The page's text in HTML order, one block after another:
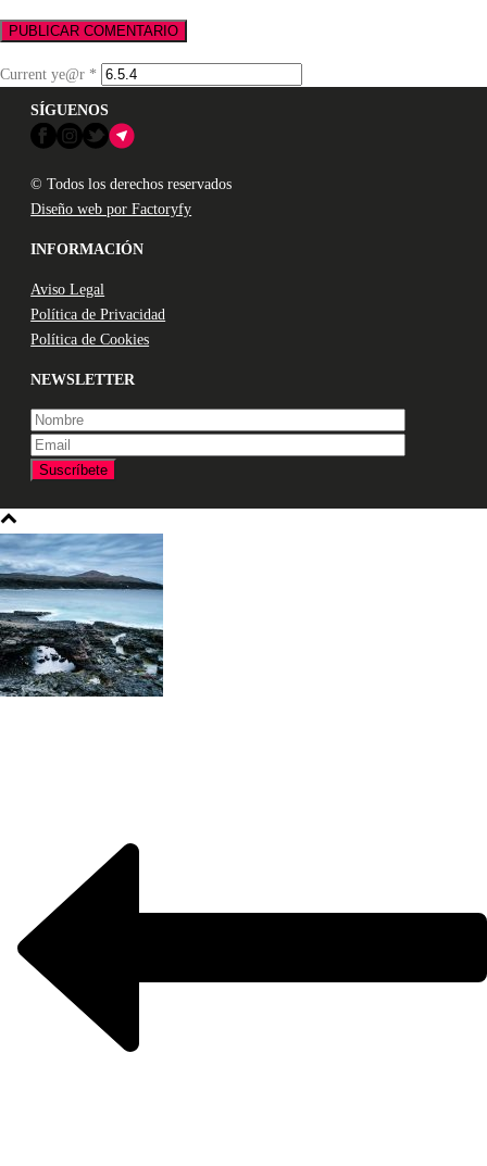
Current ye@r *
SÍGUENOS
© Todos los derechos reservados
Diseño web por Factoryfy
INFORMACIÓN
Aviso Legal
Política de Privacidad
Política de Cookies
NEWSLETTER